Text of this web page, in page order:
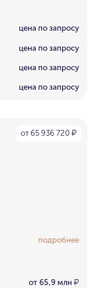
цена по запросу
цена по запросу
цена по запросу
цена по запросу
от 65 936 720 ₽
подробнее
от 65,9 млн ₽